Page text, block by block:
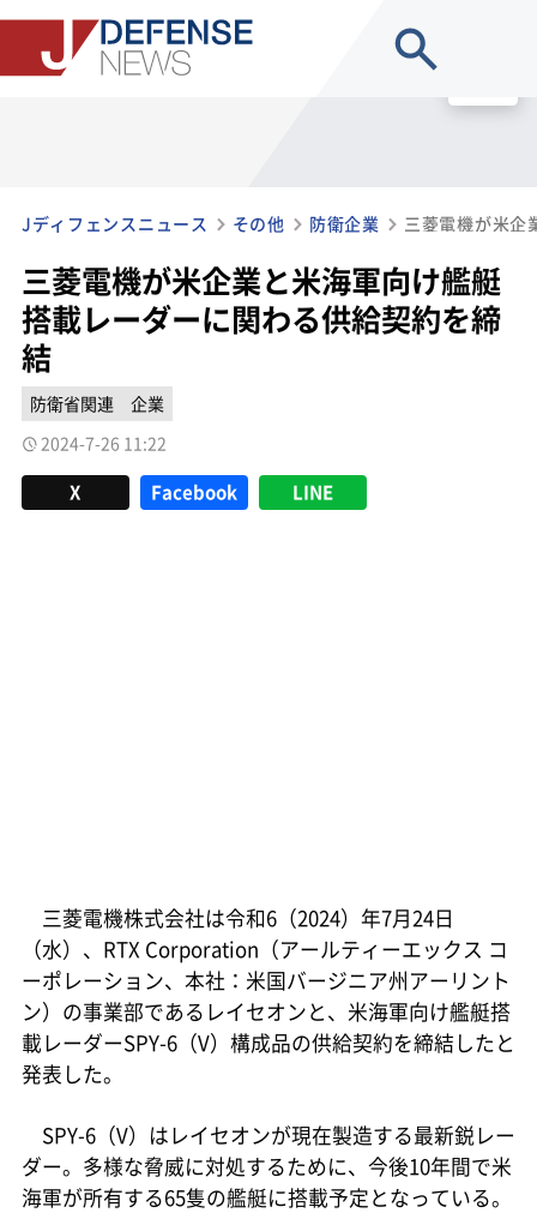
Jディフェンスニュース その他 防衛企業
三菱電機が米企業と米海軍向け艦艇
搭載レーダーに関わる供給契約を締
結
防衛省関連
企業
2024-7-26 11:22
X Facebook LINE
三菱電機株式会社は令和6（2024）年7月24日
（水）、RTX Corporation（アールティーエックス コ
ーポレーション、本社：米国バージニア州アーリント
ン）の事業部であるレイセオンと、米海軍向け艦艇搭
載レーダーSPY-6（V）構成品の供給契約を締結したと
発表した。
SPY-6（V）はレイセオンが現在製造する最新鋭レー
ダー。多様な脅威に対処するために、今後10年間で米
海軍が所有する65隻の艦艇に搭載予定となっている。